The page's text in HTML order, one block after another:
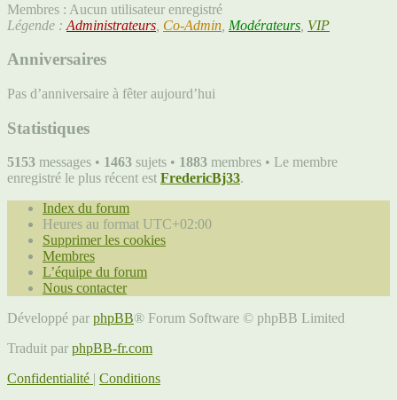
Membres : Aucun utilisateur enregistré
Légende : Administrateurs Co-Admin Modérateurs VIP
Anniversaires
Pas d’anniversaire à fêter aujourd’hui
Statistiques
5153 messages • 1463 sujets • 1883 membres • Le membre
enregistré le plus récent est FredericBj33.
Index du forum
Heures au format UTC+02:00
Supprimer les cookies
Membres
L’équipe du forum
Nous contacter
Développé par phpBB® Forum Software © phpBB Limited
Traduit par phpBB-fr.com
Confidentialité | Conditions